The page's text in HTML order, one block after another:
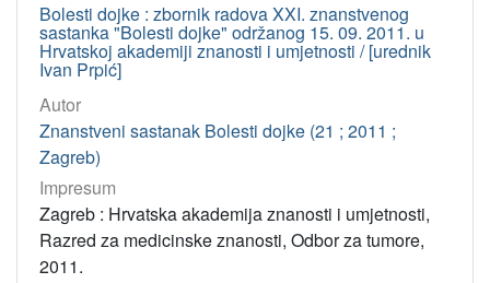
Bolesti dojke : zbornik radova XXI. znanstvenog
sastanka "Bolesti dojke" održanog 15. 09. 2011. u
Hrvatskoj akademiji znanosti i umjetnosti / [urednik
Ivan Prpić]
Autor
Znanstveni sastanak Bolesti dojke (21 ; 2011 ;
Zagreb)
Impresum
Zagreb : Hrvatska akademija znanosti i umjetnosti,
Razred za medicinske znanosti, Odbor za tumore,
2011.